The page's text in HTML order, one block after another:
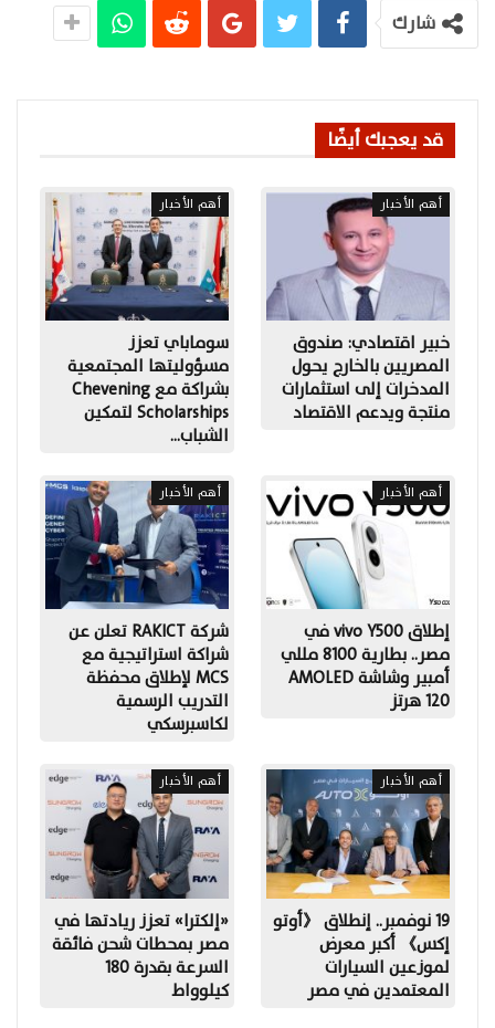
شارك
قد يعجبك أيضًا
أهم الأخبار
خبير اقتصادي: صندوق
المصريين بالخارج يحول
المدخرات إلى استثمارات
منتجة ويدعم الاقتصاد
أهم الأخبار
سوماباي تعزز
مسؤوليتها المجتمعية
بشراكة مع Chevening
Scholarships لتمكين
الشباب…
أهم الأخبار
إطلاق vivo Y500 في
مصر.. بطارية 8100 مللي
أمبير وشاشة AMOLED
120 هرتز
أهم الأخبار
شركة RAKICT تعلن عن
شراكة استراتيجية مع
MCS لإطلاق محفظة
التدريب الرسمية
لكاسبرسكي
أهم الأخبار
19 نوفمبر.. إنطلاق 《أوتو
إكس》 أكبر معرض
لموزعين السيارات
المعتمدين في مصر
أهم الأخبار
«إلكترا» تعزز ريادتها في
مصر بمحطات شحن فائقة
السرعة بقدرة 180
كيلوواط